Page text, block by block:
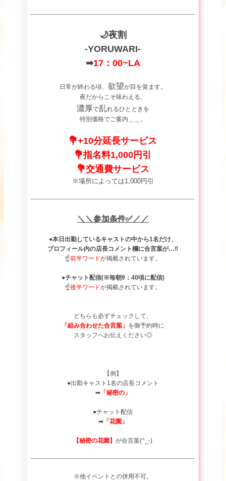
🌙夜割
-YORUWARI-
➡17：00~LA
日常が終わる頃、 欲望が目を覚ます。
夜だからこそ味わえる、
濃厚で乱れるひとときを
特別価格でご案内＿＿。
💐+10分延長サービス
💐指名料1,000円引
💐交通費サービス
※場所によっては1,000円引
＼＼参加条件✅／／
●本日出勤しているキャストの中から1名だけ、
プロフィール内の店長コメント欄に合言葉が…‼
☝前半ワードが掲載されています。
●チャット配信(※毎朝9：40頃に配信)
☝後半ワードが掲載されています。
どちらも必ずチェックして、
「組み合わせた合言葉」 を御予約時に
スタッフへお伝えください◎
【例】
●出勤キャスト1名の店長コメント
➡「秘密の」
●チャット配信
➡「花園」
【秘密の花園】が合言葉(^_-)
※他イベントとの併用不可。